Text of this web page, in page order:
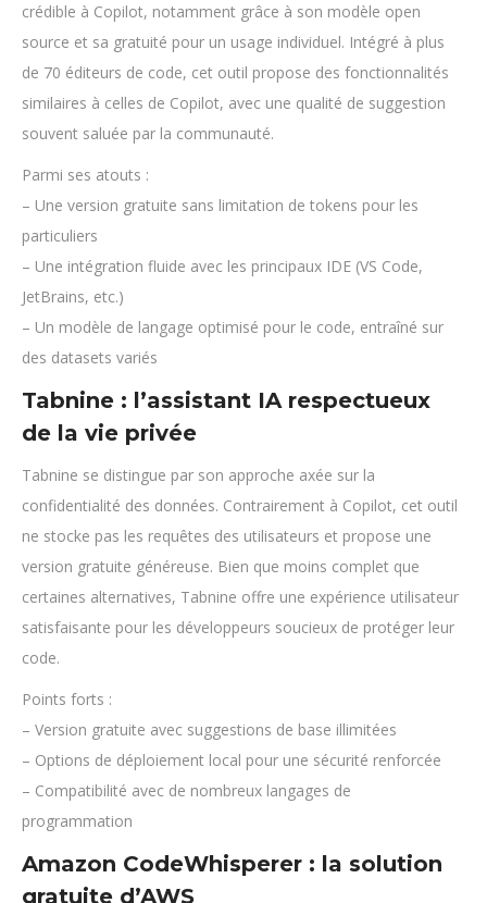
crédible à Copilot, notamment grâce à son modèle open
source et sa gratuité pour un usage individuel. Intégré à plus
de 70 éditeurs de code, cet outil propose des fonctionnalités
similaires à celles de Copilot, avec une qualité de suggestion
souvent saluée par la communauté.
Parmi ses atouts :
– Une version gratuite sans limitation de tokens pour les
particuliers
– Une intégration fluide avec les principaux IDE (VS Code,
JetBrains, etc.)
– Un modèle de langage optimisé pour le code, entraîné sur
des datasets variés
Tabnine : l’assistant IA respectueux
de la vie privée
Tabnine se distingue par son approche axée sur la
confidentialité des données. Contrairement à Copilot, cet outil
ne stocke pas les requêtes des utilisateurs et propose une
version gratuite généreuse. Bien que moins complet que
certaines alternatives, Tabnine offre une expérience utilisateur
satisfaisante pour les développeurs soucieux de protéger leur
code.
Points forts :
– Version gratuite avec suggestions de base illimitées
– Options de déploiement local pour une sécurité renforcée
– Compatibilité avec de nombreux langages de
programmation
Amazon CodeWhisperer : la solution
gratuite d’AWS